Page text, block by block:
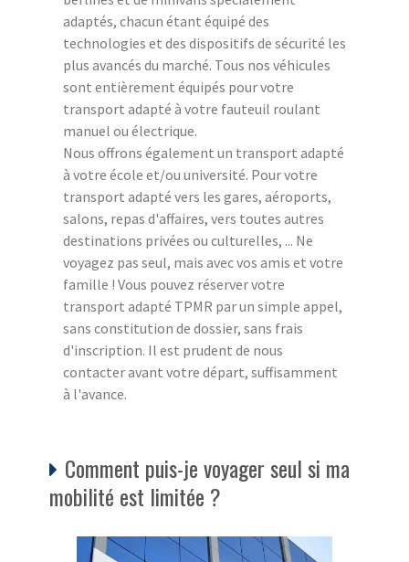
adaptés, chacun étant équipé des
technologies et des dispositifs de sécurité les
plus avancés du marché. Tous nos véhicules
sont entièrement équipés pour votre
transport adapté à votre fauteuil roulant
manuel ou électrique.
Nous offrons également un transport adapté
à votre école et/ou université. Pour votre
transport adapté vers les gares, aéroports,
salons, repas d'affaires, vers toutes autres
destinations privées ou culturelles, ... Ne
voyagez pas seul, mais avec vos amis et votre
famille ! Vous pouvez réserver votre
transport adapté TPMR par un simple appel,
sans constitution de dossier, sans frais
d'inscription. Il est prudent de nous
contacter avant votre départ, suffisamment
à l'avance.
Comment puis-je voyager seul si ma
mobilité est limitée ?